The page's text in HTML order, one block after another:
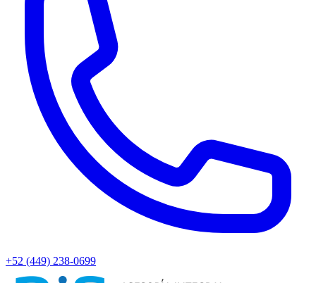
+52 (449) 238-0699